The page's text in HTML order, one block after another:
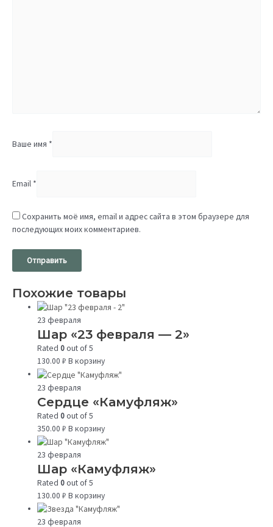
Ваше имя *
Email *
Сохранить моё имя, email и адрес сайта в этом браузере для
последующих моих комментариев.
Похожие товары
23 февраля
Шар «23 февраля — 2»
Rated0out of 5
130.00₽ В корзину
23 февраля
Сердце «Камуфляж»
Rated0out of 5
350.00₽ В корзину
23 февраля
Шар «Камуфляж»
Rated0out of 5
130.00₽ В корзину
23 февраля